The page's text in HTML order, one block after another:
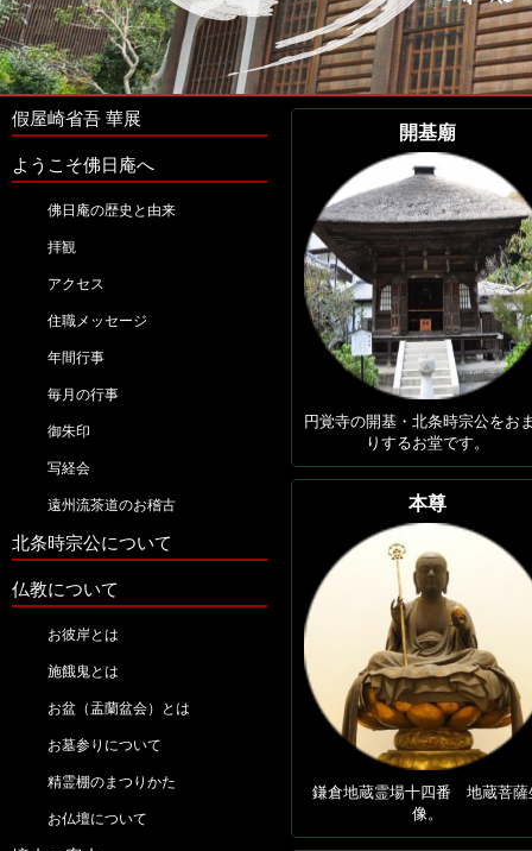
假屋崎省吾 華展
ようこそ佛日庵へ
佛日庵の歴史と由来
拝観
アクセス
住職メッセージ
年間行事
毎月の行事
御朱印
写経会
遠州流茶道のお稽古
北条時宗公について
仏教について
お彼岸とは
施餓鬼とは
お盆（盂蘭盆会）とは
お墓参りについて
精霊棚のまつりかた
お仏壇について
開基廟
円覚寺の開基・北条時宗公をお
りするお堂です。
本尊
鎌倉地蔵霊場十四番 地蔵菩薩
像。